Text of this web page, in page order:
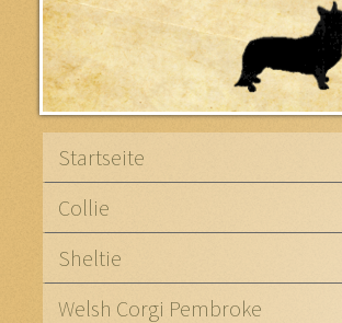
Startseite
Collie
Sheltie
Welsh Corgi Pembroke